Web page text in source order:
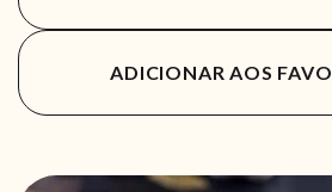
ADICIONAR AOS